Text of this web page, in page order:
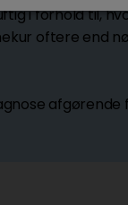
i forhold til,
oftere end